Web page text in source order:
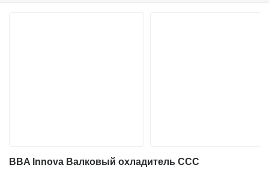
BBA lnnova Валковый охладитель CCC